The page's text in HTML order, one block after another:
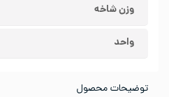
وزن شاخه
واحد
توضیحات محصول